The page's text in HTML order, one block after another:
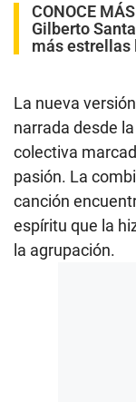
CONOCE
Gilberto
más estrellas
La nueva
narrada desde
colectiva
pasión. La
canción
espíritu que la
la agrupación.